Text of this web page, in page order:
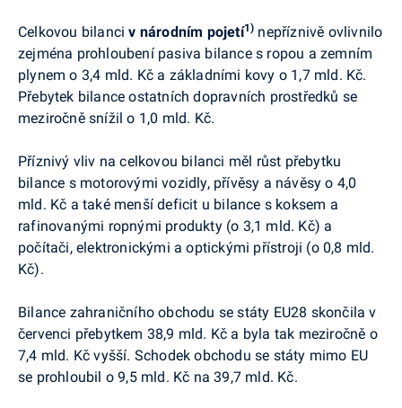
Celkovou bilanciv národním pojetí1) nepříznivě ovlivnilo
zejména prohloubení pasiva bilance s ropou a zemním
plynem o 3,4 mld. Kč a základními kovy o 1,7 mld. Kč.
Přebytek bilance ostatních dopravních prostředků se
meziročně snížil o 1,0 mld. Kč.
Příznivý vliv na celkovou bilanci měl růst přebytku
bilance s motorovými vozidly, přívěsy a návěsy o 4,0
mld. Kč a také menší deficit u bilance s koksem a
rafinovanými ropnými produkty (o 3,1 mld. Kč) a
počítači, elektronickými a optickými přístroji (o 0,8 mld.
Kč).
Bilance zahraničního obchodu se státy EU28 skončila v
červenci přebytkem 38,9 mld. Kč a byla tak meziročně o
7,4 mld. Kč vyšší. Schodek obchodu se státy mimo EU
se prohloubil o 9,5 mld. Kč na 39,7 mld. Kč.